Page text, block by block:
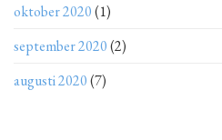
oktober 2020(1)
september 2020(2)
augusti 2020(7)